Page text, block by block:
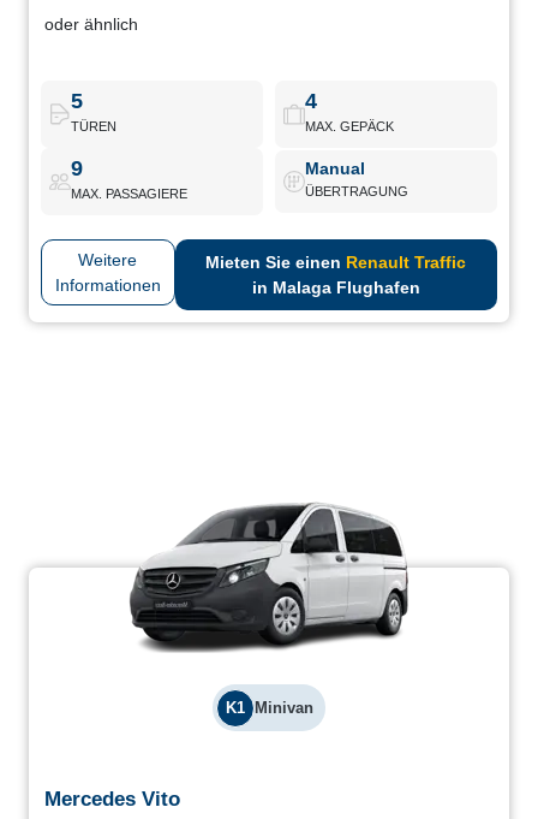
oder ähnlich
5
TÜREN
4
MAX. GEPÄCK
9
MAX. PASSAGIERE
Manual
ÜBERTRAGUNG
Weitere
Informationen
Mieten Sie einen Renault Traffic
in Malaga Flughafen
K1 Minivan
Mercedes Vito